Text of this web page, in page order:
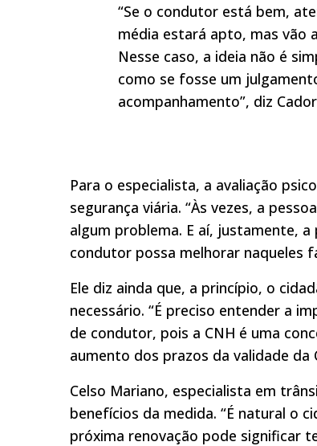
“Se o condutor está bem,
média estará apto, mas vão
Nesse caso, a ideia não é
como se fosse um
acompanhamento”, diz
Para o especialista, a avaliação
segurança viária. “Às vezes, a
algum problema. E aí, justamente,
condutor possa melhorar naqueles
Ele diz ainda que, a princípio, o
necessário. “É preciso entender a
de condutor, pois a CNH é uma
aumento dos prazos da validade da
Celso Mariano, especialista em
benefícios da medida. “É natural o
próxima renovação pode significar